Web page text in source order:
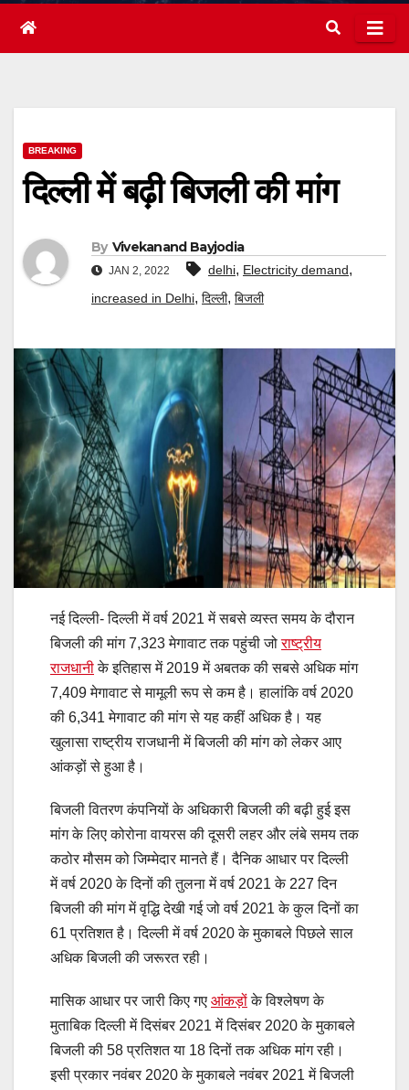
BREAKING
दिल्ली में बढ़ी बिजली की मांग
By Vivekanand Bayjodia
JAN 2, 2022 delhi, Electricity demand,
increased in Delhi, दिल्ली, बिजली
नई दिल्ली- दिल्ली में वर्ष 2021 में सबसे व्यस्त समय के दौरान
बिजली की मांग 7,323 मेगावाट तक पहुंची जोराष्ट्रीय
राजधानीके इतिहास में 2019 में अबतक की सबसे अधिक मांग
7,409 मेगावाट से मामूली रूप से कम है। हालांकि वर्ष 2020
की 6,341 मेगावाट की मांग से यह कहीं अधिक है। यह
खुलासा राष्ट्रीय राजधानी में बिजली की मांग को लेकर आए
आंकड़ों से हुआ है।
बिजली वितरण कंपनियों के अधिकारी बिजली की बढ़ी हुई इस
मांग के लिए कोरोना वायरस की दूसरी लहर और लंबे समय तक
कठोर मौसम को जिम्मेदार मानते हैं। दैनिक आधार पर दिल्ली
में वर्ष 2020 के दिनों की तुलना में वर्ष 2021 के 227 दिन
बिजली की मांग में वृद्धि देखी गई जो वर्ष 2021 के कुल दिनों का
61 प्रतिशत है। दिल्ली में वर्ष 2020 के मुकाबले पिछले साल
अधिक बिजली की जरूरत रही।
मासिक आधार पर जारी किए गए आंकड़ोंके विश्लेषण के
मुताबिक दिल्ली में दिसंबर 2021 में दिसंबर 2020 के मुकाबले
बिजली की 58 प्रतिशत या 18 दिनों तक अधिक मांग रही।
इसी प्रकार नवंबर 2020 के मुकाबले नवंबर 2021 में बिजली